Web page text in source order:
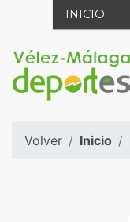
INICIO
Volver Inicio